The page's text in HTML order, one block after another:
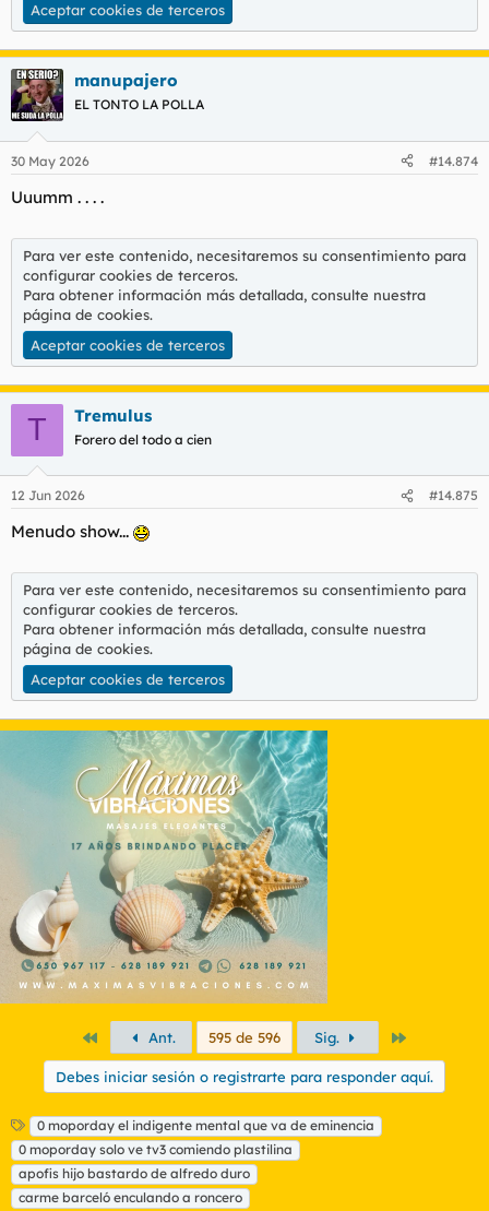
Aceptar cookies de terceros
manupajero
EL TONTO LA POLLA
30 May 2026 #14.874
Uuumm . . . .
Para ver este contenido, necesitaremos su consentimiento para
configurar cookies de terceros.
Para obtener información más detallada, consulte nuestra
página de cookies.
Aceptar cookies de terceros
T Tremulus
Forero del todo a cien
12 Jun 2026 #14.875
Menudo show...
Para ver este contenido, necesitaremos su consentimiento para
configurar cookies de terceros.
Para obtener información más detallada, consulte nuestra
página de cookies.
Aceptar cookies de terceros
PrimeroAnt. 595 de 596 Sig.
Debes iniciar sesión o registrarte para responder aquí.
E
t
i
q
u
0 moporday el indigente mental que va de eminencia
0 moporday solo ve tv3 comiendo plastilina
apofis hijo bastardo de alfredo duro
carme barceló enculando a roncero